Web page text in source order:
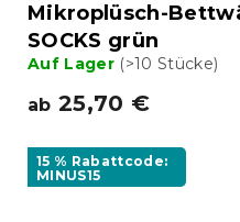
Mikroplüsch-
SOCKS grün
Auf Lager (>10 Stücke)
ab 25,70 €
15 % Rabattcode:
MINUS15